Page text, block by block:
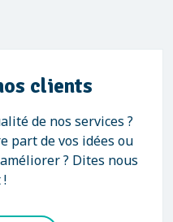
clients
de nos services ?
part de vos idées ou
? Dites nous